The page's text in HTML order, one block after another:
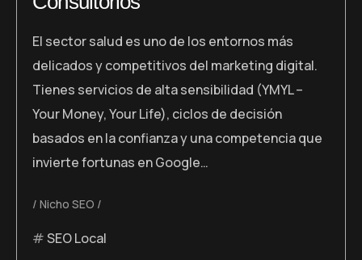
El sector salud es uno de los entornos más
delicados y competitivos del marketing digital.
Tienes servicios de alta sensibilidad (YMYL –
Your Money, Your Life), ciclos de decisión
basados en la confianza y una competencia que
invierte fortunas en Google…
Nicho SEO
SEO Local